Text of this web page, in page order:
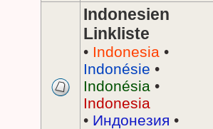
Indonesien
Linkliste
• Indonesia •
Indonésie •
Indonésia •
Indonesia
• Индонезия •